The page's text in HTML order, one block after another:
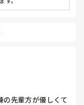
でプリセプター制
棟の同期はすでに
知ったきっかけ
頃からずっと距離
んだ看護技術を練
ができません。その
んのイメージどおり
をしょっちゅう作
じです。
の先輩方が優しくて